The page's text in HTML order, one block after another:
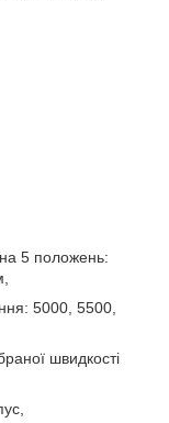
5 положень:
5000, 5500,
швидкості